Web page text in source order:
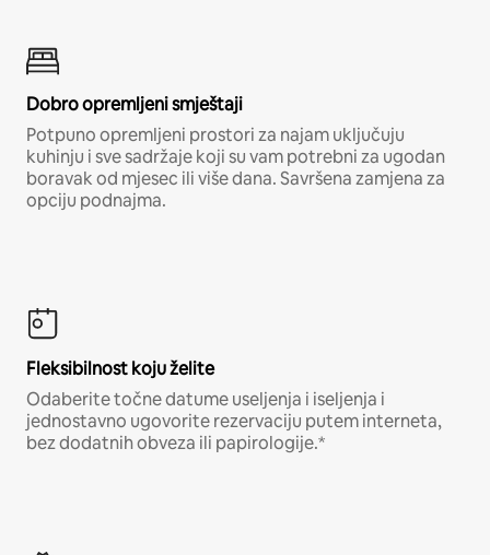
Dobro opremljeni smještaji
Potpuno opremljeni prostori za najam uključuju
kuhinju i sve sadržaje koji su vam potrebni za ugodan
boravak od mjesec ili više dana. Savršena zamjena za
opciju podnajma.
Fleksibilnost koju želite
Odaberite točne datume useljenja i iseljenja i
jednostavno ugovorite rezervaciju putem interneta,
bez dodatnih obveza ili papirologije.*